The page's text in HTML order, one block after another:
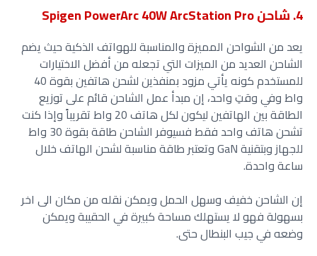
4. شاحن Spigen PowerArc 40W ArcStation Pro
يعد من الشواحن المميزة والمناسبة للهواتف الذكية حيث يضم
الشاحن العديد من الميزات التي تجعله من أفضل الاختيارات
للمستخدم كونه يأتي مزود بمنفذين لشحن هاتفين بقوة 40
واط وفي وقتِ واحد، إن مبدأ عمل الشاحن قائم على توزيع
الطاقة بين الهاتفين ليكون لكل هاتف 20 واط تقريباً وإذا كنت
تشحن هاتف واحد فقط فسيوفر الشاحن طاقة بقوة 30 واط
للجهاز وبتقنية GaN وتعتبر طاقة مناسبة لشحن الهاتف خلال
ساعة واحدة.
إن الشاحن خفيف وسهل الحمل ويمكن نقله من مكان الى اخر
بسهولة فهو لا يستهلك مساحة كبيرة في الحقيبة ويمكن
وضعه في جيب البنطال حتى.